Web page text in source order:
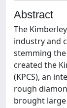
Abstract
The
industry and
stemming
created the
(KPCS), an
rough
brought